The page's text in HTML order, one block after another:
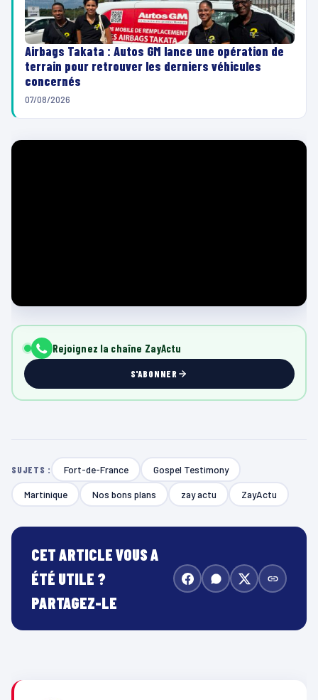
Airbags Takata : Autos GM lance une opération de
terrain pour retrouver les derniers véhicules
concernés
07/08/2026
Rejoignez la chaîne ZayActu
S'ABONNER
SUJETS : Fort-de-France Gospel Testimony
Martinique Nos bons plans zay actu ZayActu
CET ARTICLE VOUS A
ÉTÉ UTILE ?
PARTAGEZ-LE